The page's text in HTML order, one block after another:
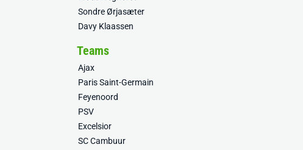
Sondre Ørjasæter
Davy Klaassen
Teams
Ajax
Paris Saint-Germain
Feyenoord
PSV
Excelsior
SC Cambuur